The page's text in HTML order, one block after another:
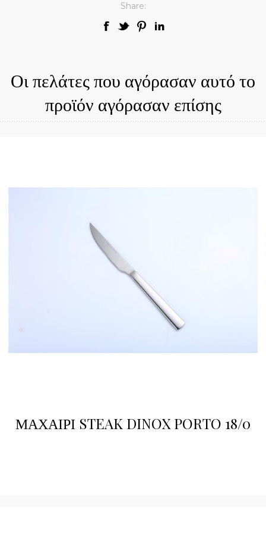
Share:
Οι πελάτες που αγόρασαν αυτό το
προϊόν αγόρασαν επίσης
ΜΑΧΑΙΡΙ STEAK DINOX PORTO 18/0